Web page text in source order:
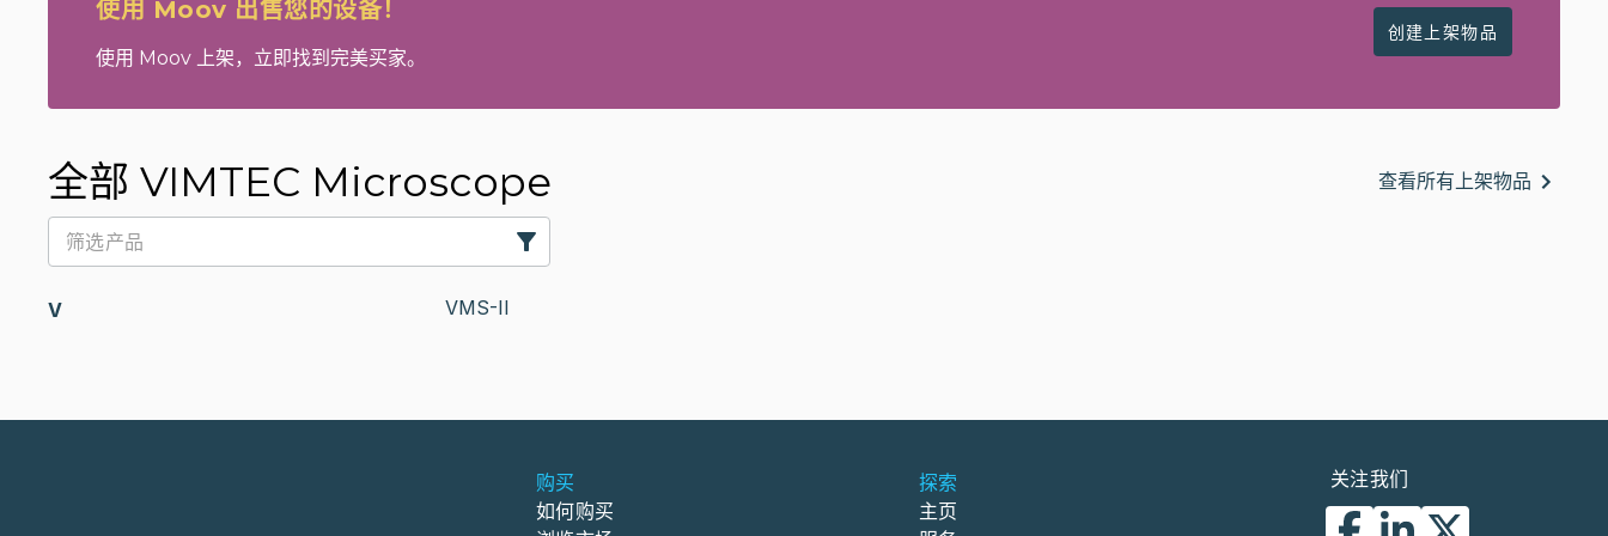
使用 Moov 出售您的设备！
使用 Moov 上架，立即找到完美买家。
创建上架物品
全部 VIMTEC Microscope 查看所有上架物品
V VMS-II
购买
如何购买
探索
主页
关注我们